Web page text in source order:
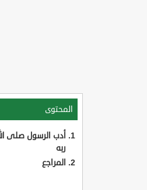
المحتوى
أدب الرسول صلى
ربه
المراجع